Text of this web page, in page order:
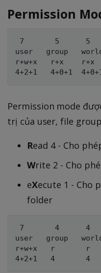
Permission
7       5      5
user   group
r+w+x   r+x    r+x
Permission mode
trị của user, file
Read 4 - Cho
Write 2 - Cho
eXecute 1 - Cho
folder
7       4      4
user   group
r+w+x   r       r